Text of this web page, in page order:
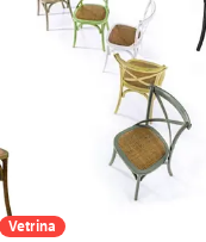
Vetrina